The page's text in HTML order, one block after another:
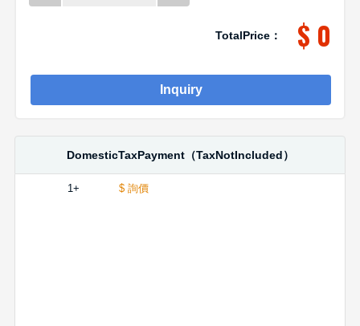
TotalPrice： $ 0
Inquiry
DomesticTaxPayment（TaxNotIncluded）
1+ $ 詢價